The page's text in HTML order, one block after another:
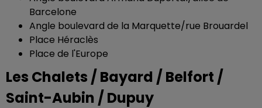
Barcelone
Angle boulevard de la Marquette/rue Brouardel
Place Héraclès
Place de l'Europe
Les Chalets / Bayard / Belfort /
Saint-Aubin / Dupuy